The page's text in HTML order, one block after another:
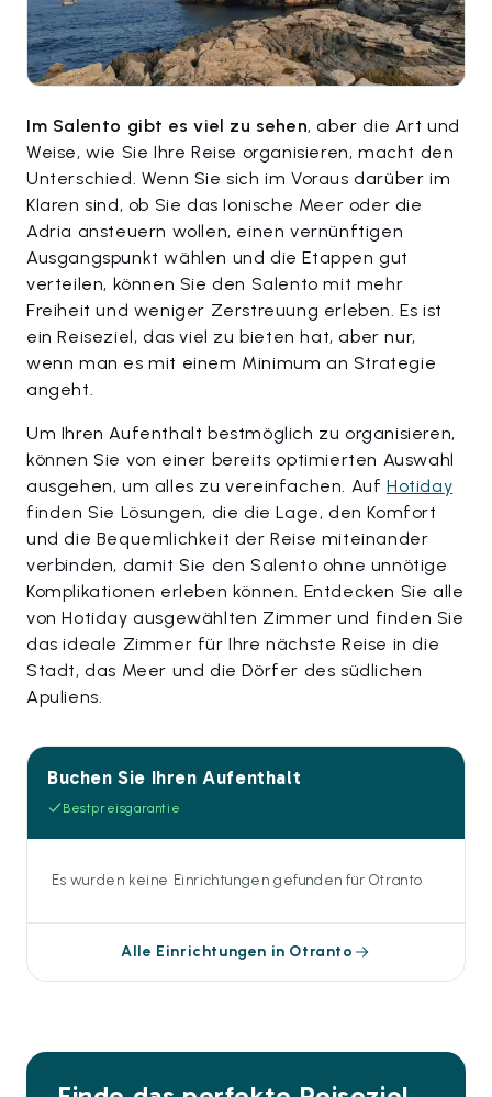
Im Salento gibt es viel zu sehen, aber die Art und
Weise, wie Sie Ihre Reise organisieren, macht den
Unterschied. Wenn Sie sich im Voraus darüber im
Klaren sind, ob Sie das Ionische Meer oder die
Adria ansteuern wollen, einen vernünftigen
Ausgangspunkt wählen und die Etappen gut
verteilen, können Sie den Salento mit mehr
Freiheit und weniger Zerstreuung erleben. Es ist
ein Reiseziel, das viel zu bieten hat, aber nur,
wenn man es mit einem Minimum an Strategie
angeht.
Um Ihren Aufenthalt bestmöglich zu organisieren,
können Sie von einer bereits optimierten Auswahl
ausgehen, um alles zu vereinfachen. AufHotiday
finden Sie Lösungen, die die Lage, den Komfort
und die Bequemlichkeit der Reise miteinander
verbinden, damit Sie den Salento ohne unnötige
Komplikationen erleben können. Entdecken Sie alle
von Hotiday ausgewählten Zimmer und finden Sie
das ideale Zimmer für Ihre nächste Reise in die
Stadt, das Meer und die Dörfer des südlichen
Apuliens.
Buchen Sie Ihren Aufenthalt
Bestpreisgarantie
Es wurden keine Einrichtungen gefunden für Otranto
Alle Einrichtungen in Otranto